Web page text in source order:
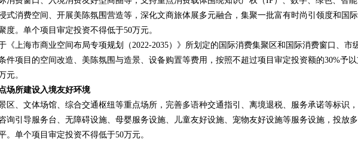
式消费空间、开展美陈氛围营造等，深化文商旅体展多元融合，集聚一批富有时尚引领度和国
度。单个项目审定投资不得低于50万元。
上海市商业空间布局专项规划（2022-2035）》所划定的国际消费集聚区和国际消费窗口、市
件项目的空间改造、美陈氛围与造景、设备购置等费用，按照不超过项目审定投资额的30%予以
元。
场所建设入境友好环境
、文体场馆、综合交通枢纽等重点场所，完善多语种交通指引、离境退税、服务承诺等标识
询引导服务台、无障碍设施、母婴服务设施、儿童友好设施、宠物友好设施等服务设施，投放
。单个项目审定投资不得低于50万元。